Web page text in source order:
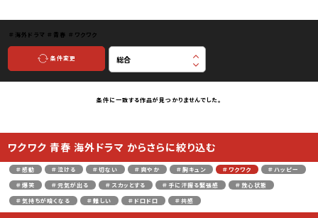
＃海外ドラマ ＃青春 ＃ワクワク
条件変更
条件に一致する作品が見つかりませんでした。
ワクワク 青春 海外ドラマ からさらに絞り込む
＃感動 ＃泣ける ＃切ない ＃爽やか ＃胸キュン ＃ワクワク
＃ハッピー
＃爆笑
＃元気が出る ＃スカッとする ＃手に汗握る緊張感
＃放心状態
＃気持ちが暗くなる
＃難しい ＃ドロドロ ＃共感